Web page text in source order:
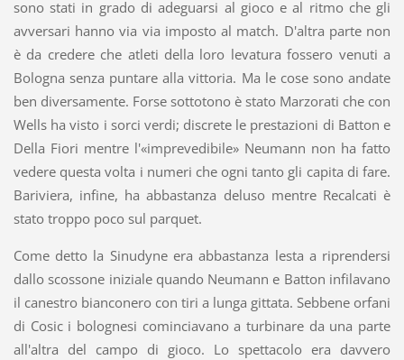
sono stati in grado di adeguarsi al gioco e al ritmo che gli
avversari hanno via via imposto al match. D'altra parte non
è da credere che atleti della loro levatura fossero venuti a
Bologna senza puntare alla vittoria. Ma le cose sono andate
ben diversamente. Forse sottotono è stato Marzorati che con
Wells ha visto i sorci verdi; discrete le prestazioni di Batton e
Della Fiori mentre l'«imprevedibile» Neumann non ha fatto
vedere questa volta i numeri che ogni tanto gli capita di fare.
Bariviera, infine, ha abbastanza deluso mentre Recalcati è
stato troppo poco sul parquet.
Come detto la Sinudyne era abbastanza lesta a riprendersi
dallo scossone iniziale quando Neumann e Batton infilavano
il canestro bianconero con tiri a lunga gittata. Sebbene orfani
di Cosic i bolognesi cominciavano a turbinare da una parte
all'altra del campo di gioco. Lo spettacolo era davvero